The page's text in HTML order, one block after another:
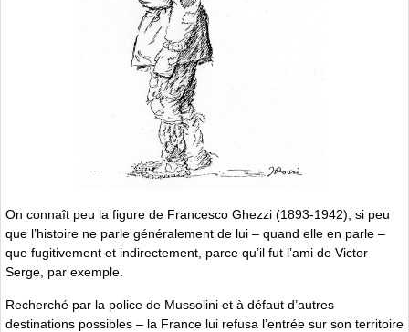
On connaît peu la figure de Francesco Ghezzi (1893-1942), si peu
que l’histoire ne parle généralement de lui – quand elle en parle –
que fugitivement et indirectement, parce qu’il fut l’ami de Victor
Serge, par exemple.
Recherché par la police de Mussolini et à défaut d’autres
destinations possibles – la France lui refusa l’entrée sur son territoire